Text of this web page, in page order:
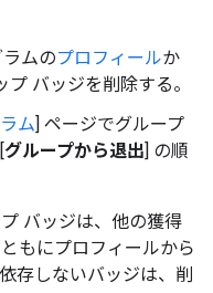
ムのプロフィールか
バッジを削除する。
ム] ページでグループ
グループから退出] の順
バッジは、他の獲得
もにプロフィールから
存しないバッジは、削